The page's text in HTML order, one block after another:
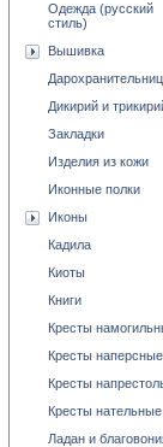
Одежда (русский
стиль)
Вышивка
Дикирий и
Закладки
Изделия из кожи
Иконные полки
Иконы
Кадила
Киоты
Книги
Кресты
Кресты наперсные
Кресты
Кресты нательные
Ладан и